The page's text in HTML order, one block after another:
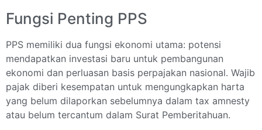
Fungsi Penting PPS
PPS memiliki dua fungsi ekonomi utama: potensi
mendapatkan investasi baru untuk pembangunan
ekonomi dan perluasan basis perpajakan nasional. Wajib
pajak diberi kesempatan untuk mengungkapkan harta
yang belum dilaporkan sebelumnya dalam tax amnesty
atau belum tercantum dalam Surat Pemberitahuan.